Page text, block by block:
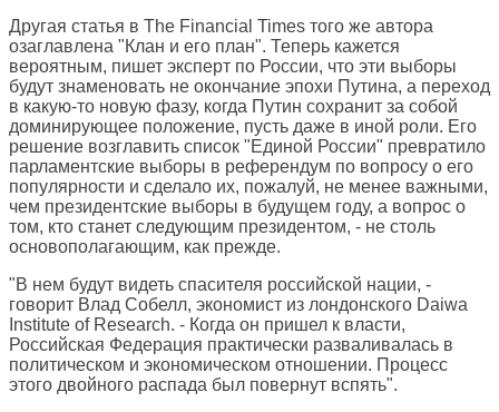
Другая статья в The Financial Times того же автора
озаглавлена "Клан и его план". Теперь кажется
вероятным, пишет эксперт по России, что эти выборы
будут знаменовать не окончание эпохи Путина, а переход
в какую-то новую фазу, когда Путин сохранит за собой
доминирующее положение, пусть даже в иной роли. Его
решение возглавить список "Единой России" превратило
парламентские выборы в референдум по вопросу о его
популярности и сделало их, пожалуй, не менее важными,
чем президентские выборы в будущем году, а вопрос о
том, кто станет следующим президентом, - не столь
основополагающим, как прежде.
"В нем будут видеть спасителя российской нации, -
говорит Влад Собелл, экономист из лондонского Daiwa
Institute of Research. - Когда он пришел к власти,
Российская Федерация практически разваливалась в
политическом и экономическом отношении. Процесс
этого двойного распада был повернут вспять".